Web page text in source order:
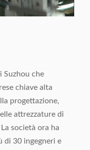
Suzhou che
chiave alta
progettazione,
attrezzature di
società ora ha
di 30 ingegneri e